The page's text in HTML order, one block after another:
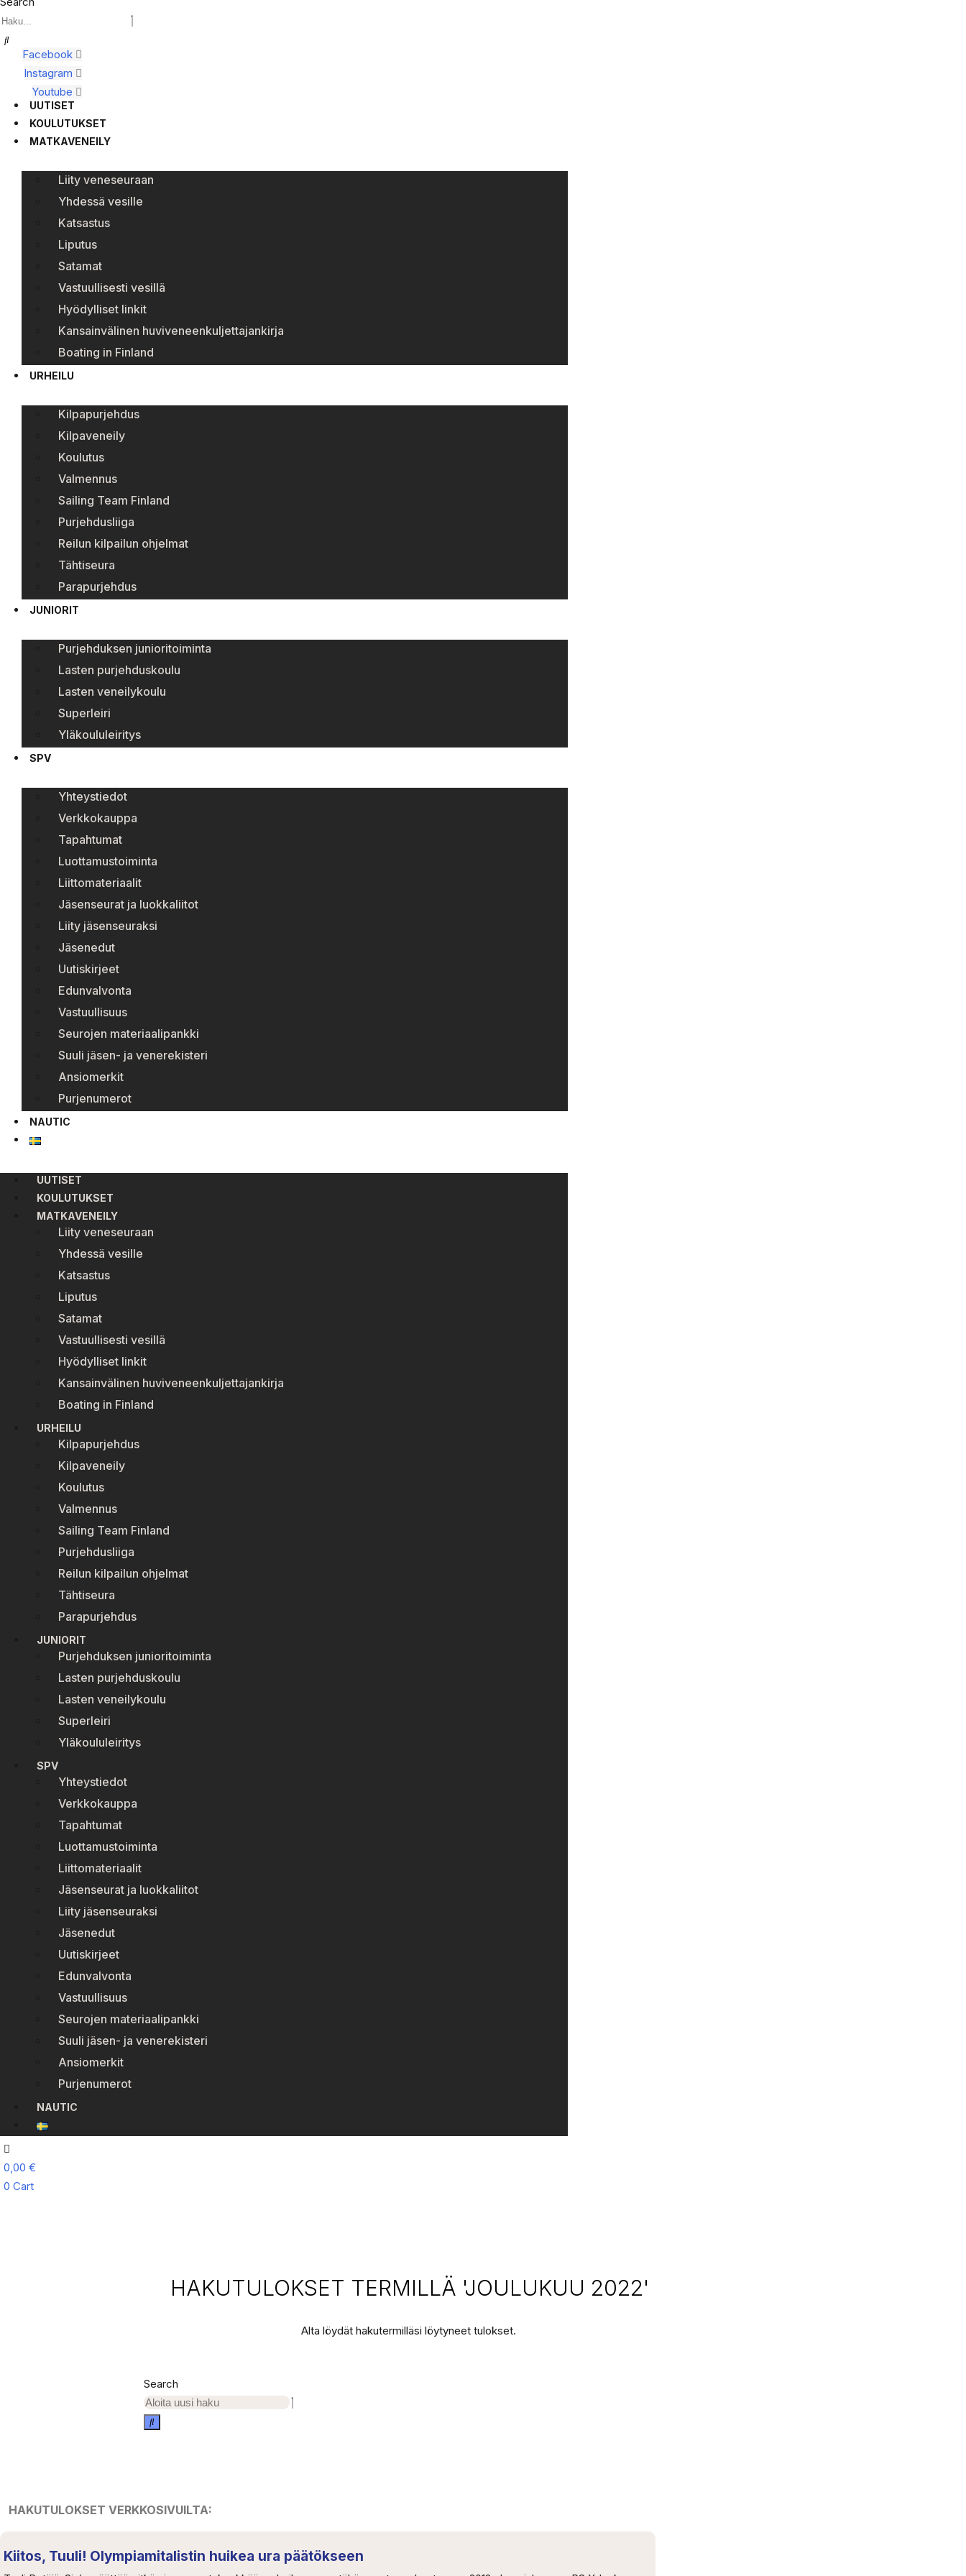
Facebook
Instagram
Youtube
UUTISET
KOULUTUKSET
MATKAVENEILY
Liity veneseuraan
Yhdessä vesille
Katsastus
Liputus
Satamat
Vastuullisesti vesillä
Hyödylliset linkit
Kansainvälinen huviveneenkuljettajankirja
Boating in Finland
URHEILU
Kilpapurjehdus
Kilpaveneily
Koulutus
Valmennus
Sailing Team Finland
Purjehdusliiga
Reilun kilpailun ohjelmat
Tähtiseura
Parapurjehdus
JUNIORIT
Purjehduksen junioritoiminta
Lasten purjehduskoulu
Lasten veneilykoulu
Superleiri
Yläkoululeiritys
SPV
Yhteystiedot
Verkkokauppa
Tapahtumat
Luottamustoiminta
Liittomateriaalit
Jäsenseurat ja luokkaliitot
Liity jäsenseuraksi
Jäsenedut
Uutiskirjeet
Edunvalvonta
Vastuullisuus
Seurojen materiaalipankki
Suuli jäsen- ja venerekisteri
Ansiomerkit
Purjenumerot
NAUTIC
UUTISET
KOULUTUKSET
MATKAVENEILY
Liity veneseuraan
Yhdessä vesille
Katsastus
Liputus
Satamat
Vastuullisesti vesillä
Hyödylliset linkit
Kansainvälinen huviveneenkuljettajankirja
Boating in Finland
URHEILU
Kilpapurjehdus
Kilpaveneily
Koulutus
Valmennus
Sailing Team Finland
Purjehdusliiga
Reilun kilpailun ohjelmat
Tähtiseura
Parapurjehdus
JUNIORIT
Purjehduksen junioritoiminta
Lasten purjehduskoulu
Lasten veneilykoulu
Superleiri
Yläkoululeiritys
SPV
Yhteystiedot
Verkkokauppa
Tapahtumat
Luottamustoiminta
Liittomateriaalit
Jäsenseurat ja luokkaliitot
Liity jäsenseuraksi
Jäsenedut
Uutiskirjeet
Edunvalvonta
Vastuullisuus
Seurojen materiaalipankki
Suuli jäsen- ja venerekisteri
Ansiomerkit
Purjenumerot
NAUTIC
0,00 €
0 Cart
HAKUTULOKSET TERMILLÄ 'JOULUKUU 2022'
Alta löydät hakutermilläsi löytyneet tulokset.
Search
HAKUTULOKSET VERKKOSIVUILTA:
Kiitos, Tuuli! Olympiamitalistin huikea ura päätökseen